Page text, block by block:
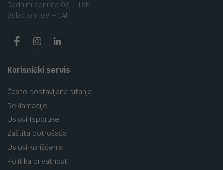
Radnim danima 08 – 16h
Subotom 08 – 14h
Korisnički servis
Često postavljana pitanja
Reklamacije
Uslovi Isporuke
Zaštita potrošača
Uslovi korišćenja
Politika privatnosti